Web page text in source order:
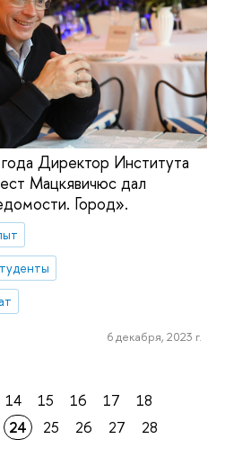
Директор Института
Мацкявичюс дал
Город».
6 декабря, 2023 г.
14 15 16 17
18
24 25 26 27
28